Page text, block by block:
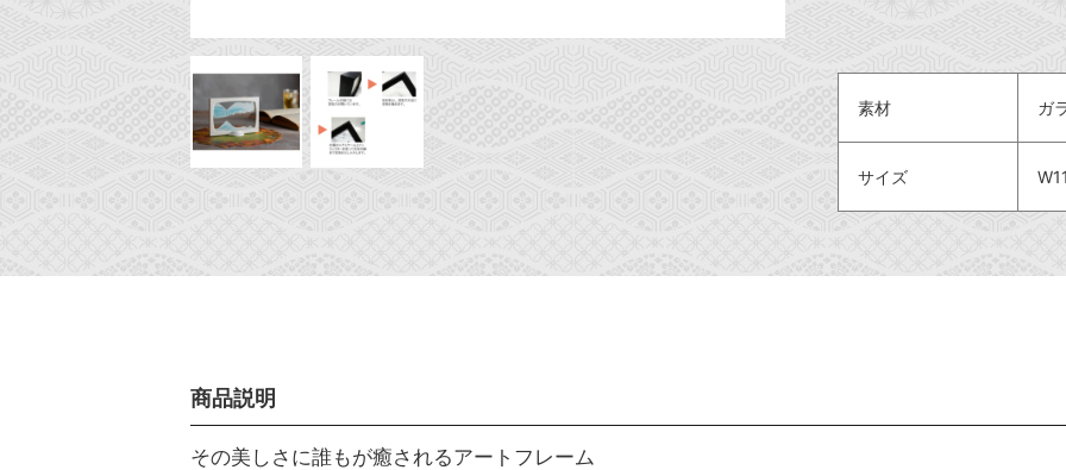
素材 ガ
サイズ
商品説明
その美しさに誰もが癒されるアートフレーム